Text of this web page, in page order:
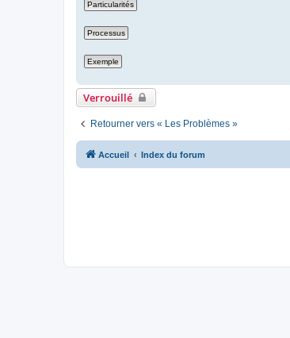
Verrouillé
Retourner vers « Les Problèmes »
Accueil Index du forum